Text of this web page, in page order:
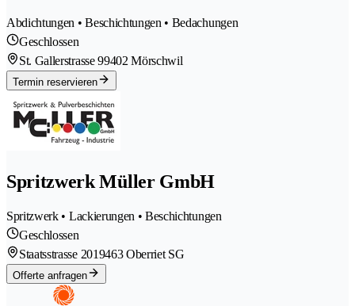
Abdichtungen • Beschichtungen • Bedachungen
Geschlossen
St. Gallerstrasse 99402 Mörschwil
Termin reservieren
Spritzwerk Müller GmbH
Spritzwerk • Lackierungen • Beschichtungen
Geschlossen
Staatsstrasse 2019463 Oberriet SG
Offerte anfragen